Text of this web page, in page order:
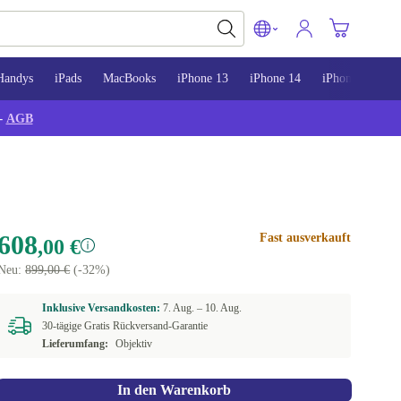
iPads MacBooks iPhone 13 iPhone 14 iPhone 15
AGB
,00 €
899,00 €(-32%)
Fast ausverkauft
Inklusive Versandkosten:7. Aug. – 10. Aug.
30-tägige Gratis Rückversand-Garantie
Lieferumfang:
Objektiv
In den Warenkorb